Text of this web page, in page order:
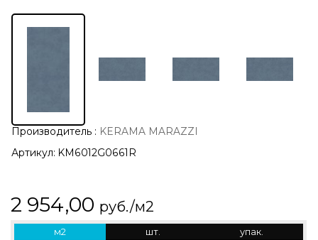
Производитель : KERAMA MARAZZI
Артикул: KM6012G0661R
2 954,00 руб./м2
м2 шт. упак.